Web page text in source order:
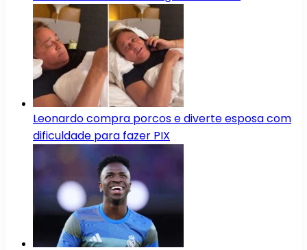
Leonardo compra porcos e diverte esposa com
dificuldade para fazer PIX